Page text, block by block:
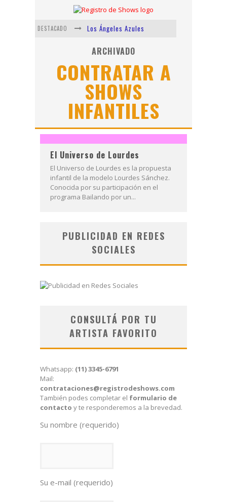
DESTACADO
Los Ángeles Azules
Shows via streaming
Lit Killah
Nicki Nicole
Duki
Vi Em
ARCHIVADO
CONTRATAR A
SHOWS
INFANTILES
El Universo de Lourdes
El Universo de Lourdes es la propuesta
infantil de la modelo Lourdes Sánchez.
Conocida por su participación en el
programa Bailando por un...
PUBLICIDAD EN REDES
SOCIALES
CONSULTÁ POR TU
ARTISTA FAVORITO
Whatsapp: (11) 3345-6791
Mail:
contrataciones@registrodeshows.com
También podes completar el formulario de
contacto y te responderemos a la brevedad.
Su nombre (requerido)
Su e-mail (requerido)